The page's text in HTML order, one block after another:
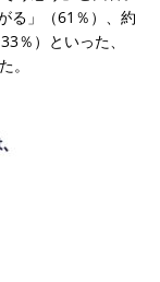
る」（61％）、約
％）といった、
。